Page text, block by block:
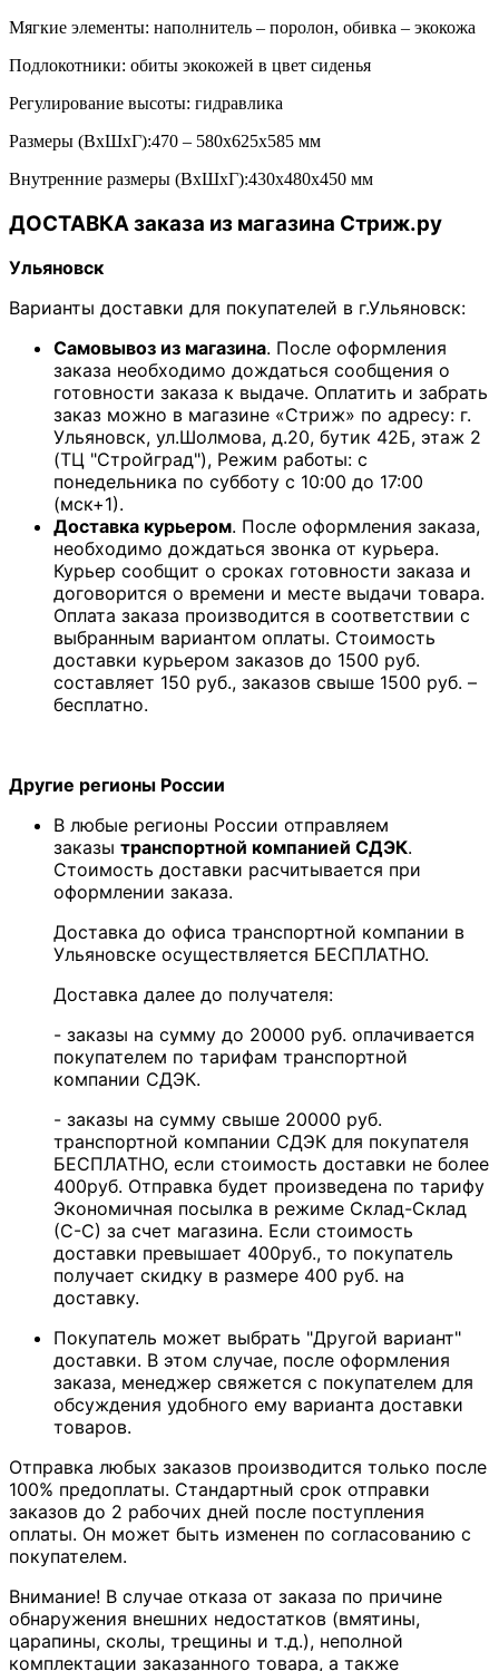
Мягкие элементы: наполнитель – поролон, обивка – экокожа
Подлокотники: обиты экокожей в цвет сиденья
Регулирование высоты: гидравлика
Размеры (ВхШxГ):470 – 580х625х585 мм
Внутренние размеры (ВхШxГ):430х480x450 мм
ДОСТАВКА заказа из магазина Стриж.ру
Ульяновск
Варианты доставки для покупателей в г.Ульяновск:
Самовывоз из магазина. После оформления
заказа необходимо дождаться сообщения о
готовности заказа к выдаче. Оплатить и забрать
заказ можно в магазине «Стриж» по адресу: г.
Ульяновск, ул.Шолмова, д.20, бутик 42Б, этаж 2
(ТЦ "Стройград"), Режим работы: с
понедельника по субботу с 10:00 до 17:00
(мск+1).
Доставка курьером. После оформления заказа,
необходимо дождаться звонка от курьера.
Курьер сообщит о сроках готовности заказа и
договорится о времени и месте выдачи товара.
Оплата заказа производится в соответствии с
выбранным вариантом оплаты. Стоимость
доставки курьером заказов до 1500 руб.
составляет 150 руб., заказов свыше 1500 руб. –
бесплатно.
Другие регионы России
В любые регионы России отправляем
заказы транспортной компанией СДЭК.
Стоимость доставки расчитывается при
оформлении заказа.
Доставка до офиса транспортной компании в
Ульяновске осуществляется БЕСПЛАТНО.
Доставка далее до получателя:
- заказы на сумму до 20000 руб. оплачивается
покупателем по тарифам транспортной
компании СДЭК.
- заказы на сумму свыше 20000 руб.
транспортной компании СДЭК для покупателя
БЕСПЛАТНО, если стоимость доставки не более
400руб. Отправка будет произведена по тарифу
Экономичная посылка в режиме Склад-Склад
(С-С) за счет магазина. Если стоимость
доставки превышает 400руб., то покупатель
получает скидку в размере 400 руб. на
доставку.
Покупатель может выбрать "Другой вариант"
доставки. В этом случае, после оформления
заказа, менеджер свяжется с покупателем для
обсуждения удобного ему варианта доставки
товаров.
Отправка любых заказов производится только после
100% предоплаты. Стандартный срок отправки
заказов до 2 рабочих дней после поступления
оплаты. Он может быть изменен по согласованию с
покупателем.
Внимание! В случае отказа от заказа по причине
обнаружения внешних недостатков (вмятины,
царапины, сколы, трещины и т.д.), неполной
комплектации заказанного товара, а также